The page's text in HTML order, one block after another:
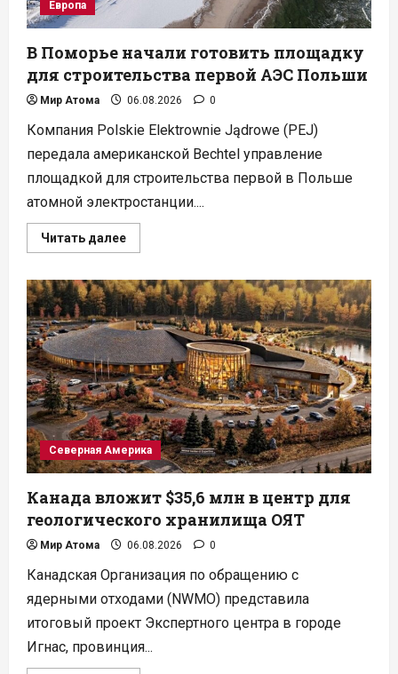
Европа
В Поморье начали готовить площадку
для строительства первой АЭС Польши
Мир Атома 06.08.2026 0
Компания Polskie Elektrownie Jądrowe (PEJ)
передала американской Bechtel управление
площадкой для строительства первой в Польше
атомной электростанции....
Читать далееПрочитать
больше
Поморье
начали
готовить
площадку
для
строительства
первой
АЭС
Польши
Северная Америка
Канада вложит $35,6 млн в центр для
геологического хранилища ОЯТ
Мир Атома 06.08.2026 0
Канадская Организация по обращению с
ядерными отходами (NWMO) представила
итоговый проект Экспертного центра в городе
Игнас, провинция...